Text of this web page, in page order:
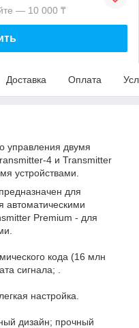
— 10 000 ₸
Доставка Оплата
управления двумя
4 и Transmitter
устройствами.
для
автоматическими
Premium - для
кода (16 млн
сигнала; .
настройка.
дизайн; прочный